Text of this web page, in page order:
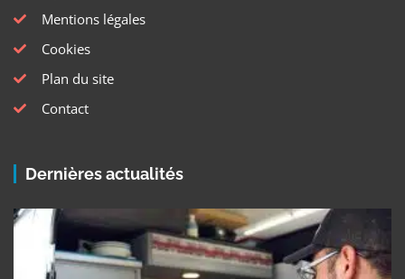
Mentions légales
Cookies
Plan du site
Contact
Dernières actualités